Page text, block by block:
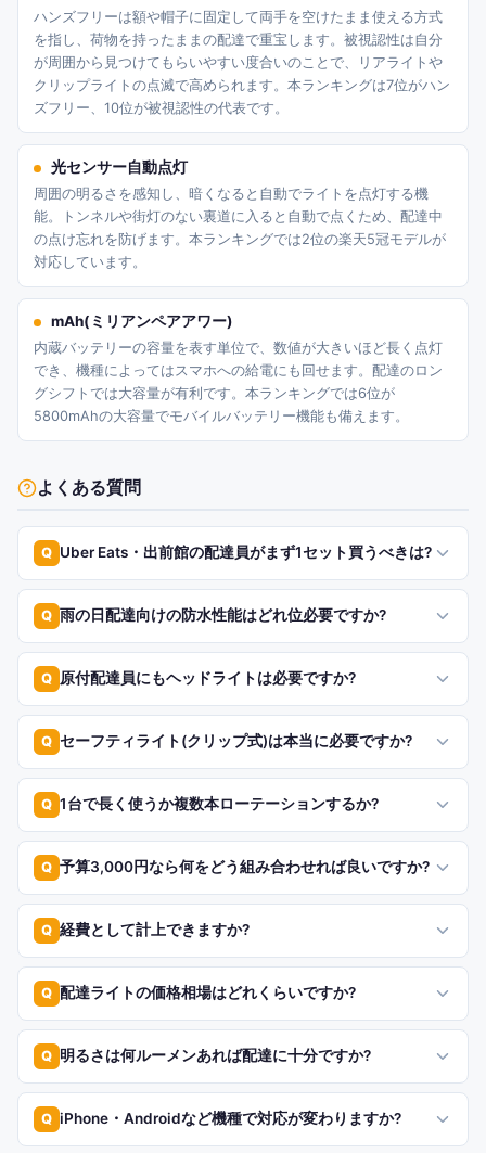
ハンズフリーは額や帽子に固定して両手を空けたまま使える方式
を指し、荷物を持ったままの配達で重宝します。被視認性は自分
が周囲から見つけてもらいやすい度合いのことで、リアライトや
クリップライトの点滅で高められます。本ランキングは7位がハン
ズフリー、10位が被視認性の代表です。
光センサー自動点灯
周囲の明るさを感知し、暗くなると自動でライトを点灯する機
能。トンネルや街灯のない裏道に入ると自動で点くため、配達中
の点け忘れを防げます。本ランキングでは2位の楽天5冠モデルが
対応しています。
mAh(ミリアンペアアワー)
内蔵バッテリーの容量を表す単位で、数値が大きいほど長く点灯
でき、機種によってはスマホへの給電にも回せます。配達のロン
グシフトでは大容量が有利です。本ランキングでは6位が
5800mAhの大容量でモバイルバッテリー機能も備えます。
よくある質問
Q Uber Eats・出前館の配達員がまず1セット買うべきは?
Q 雨の日配達向けの防水性能はどれ位必要ですか?
Q 原付配達員にもヘッドライトは必要ですか?
Q セーフティライト(クリップ式)は本当に必要ですか?
Q 1台で長く使うか複数本ローテーションするか?
Q 予算3,000円なら何をどう組み合わせれば良いですか?
Q 経費として計上できますか?
Q 配達ライトの価格相場はどれくらいですか?
Q 明るさは何ルーメンあれば配達に十分ですか?
Q iPhone・Androidなど機種で対応が変わりますか?